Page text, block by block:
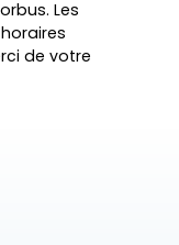
Les
de votre